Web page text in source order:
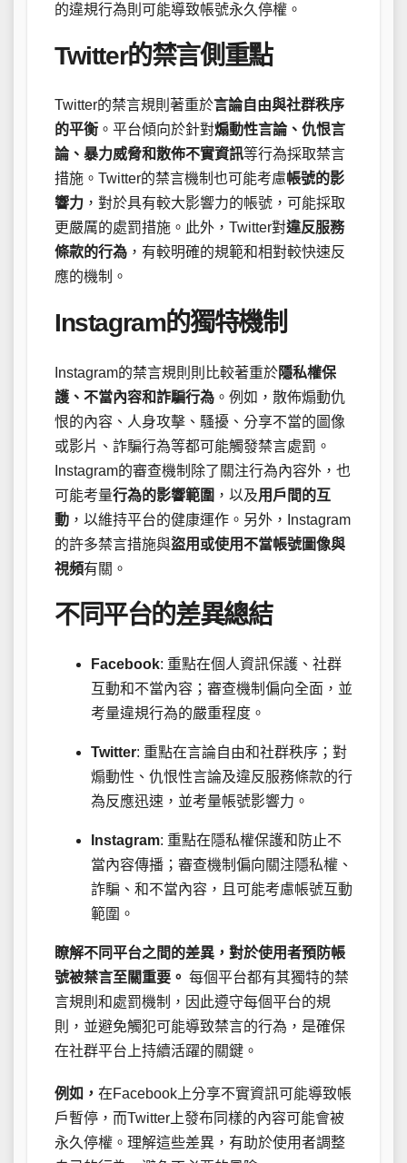
的違規行為則可能導致帳號永久停權。
Twitter的禁言側重點
Twitter的禁言規則著重於言論自由與社群秩序
的平衡 。平台傾向於針對煽動性言論、仇恨言
論、暴力威脅和散佈不實資訊等行為採取禁言
措施。Twitter的禁言機制也可能考慮帳號的影
響力 ，對於具有較大影響力的帳號，可能採取
更嚴厲的處罰措施。此外，Twitter對違反服務
條款的行為 ，有較明確的規範和相對較快速反
應的機制。
Instagram的獨特機制
Instagram的禁言規則則比較著重於隱私權保
護、不當內容和詐騙行為 。例如，散佈煽動仇
恨的內容、人身攻擊、騷擾、分享不當的圖像
或影片、詐騙行為等都可能觸發禁言處罰。
Instagram的審查機制除了關注行為內容外，也
可能考量行為的影響範圍 ，以及用戶間的互
動 ，以維持平台的健康運作。另外，Instagram
的許多禁言措施與盜用或使用不當帳號圖像與
視頻有關。
不同平台的差異總結
Facebook: 重點在個人資訊保護、社群
互動和不當內容；審查機制偏向全面，並
考量違規行為的嚴重程度。
Twitter: 重點在言論自由和社群秩序；對
煽動性、仇恨性言論及違反服務條款的行
為反應迅速，並考量帳號影響力。
Instagram: 重點在隱私權保護和防止不
當內容傳播；審查機制偏向關注隱私權、
詐騙、和不當內容，且可能考慮帳號互動
範圍。
瞭解不同平台之間的差異，對於使用者預防帳
號被禁言至關重要。 每個平台都有其獨特的禁
言規則和處罰機制，因此遵守每個平台的規
則，並避免觸犯可能導致禁言的行為，是確保
在社群平台上持續活躍的關鍵。
例如， 在Facebook上分享不實資訊可能導致帳
戶暫停，而Twitter上發布同樣的內容可能會被
永久停權。理解這些差異，有助於使用者調整